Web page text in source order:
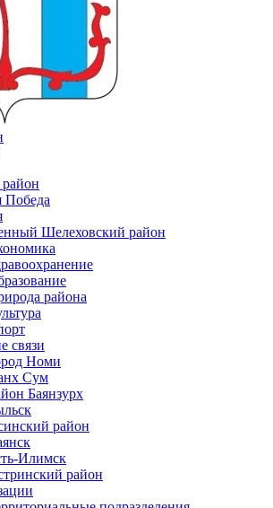
Победа
Шелеховский район
района
связи
Номи
Сум
Баянзурх
район
Илимск
район